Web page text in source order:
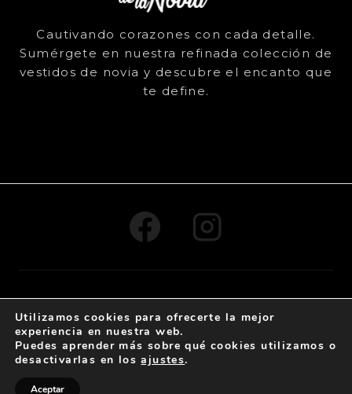
Cautivando corazones con cada detalle.
Sumérgete en nuestra refinada colección de
vestidos de novia y descubre el encanto que
te define.
Creativo
Aviso Legal -Política de cookies
Utilizamos cookies para ofrecerte la mejor
experiencia en nuestra web.
Puedes aprender más sobre qué cookies utilizamos o
desactivarlas en losajustes.
Aceptar